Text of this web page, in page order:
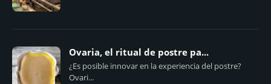
Ovaria, el ritual de postre pa...
¿Es posible innovar en la experiencia del postre?
Ovari...